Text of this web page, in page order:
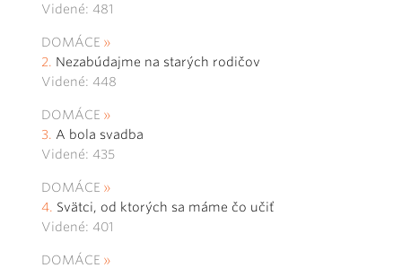
Videné: 481
DOMÁCE
Nezabúdajme na starých rodičov
Videné: 448
DOMÁCE
A bola svadba
Videné: 435
DOMÁCE
Svätci, od ktorých sa máme čo učiť
Videné: 401
DOMÁCE